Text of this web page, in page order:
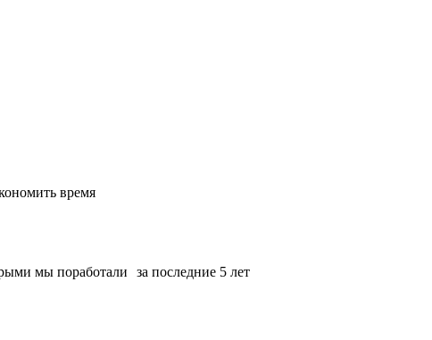
время
мы поработали за последние 5 лет